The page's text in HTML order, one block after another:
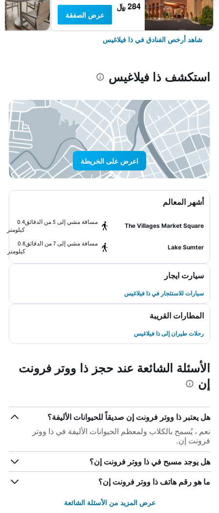
284 ﷼
عرض الصفقة
شاهد أرخص الفنادق في ذا فيلاغيس
استكشف ذا فيلاغيس
اعرض على الخريطة
أشهر المعالم
The Villages Market Square
مسافة مشي إلى 5 من الدقائق
0.4
كيلومتر
Lake Sumter
مسافة مشي إلى 7 من الدقائق
0.6
كيلومتر
سيارت ايجار
سيارات للاستئجار في ذا فيلاغيس
المطارات القريبة
رحلات طيران إلى ذا فيلاغيس
الأسئلة الشائعة عند حجز ذا ووتر فرونت
إن
هل يعتبر ذا ووتر فرونت إن صديقاً للحيوانات الأليفة؟
نعم ، يُسمح بالكلاب ولمعظم الحيوانات الأليفة في ذا ووتر
فرونت إن.
هل يوجد مسبح في ذا ووتر فرونت إن؟
ما هو رقم هاتف ذا ووتر فرونت إن؟
عرض المزيد من الأسئلة الشائعة